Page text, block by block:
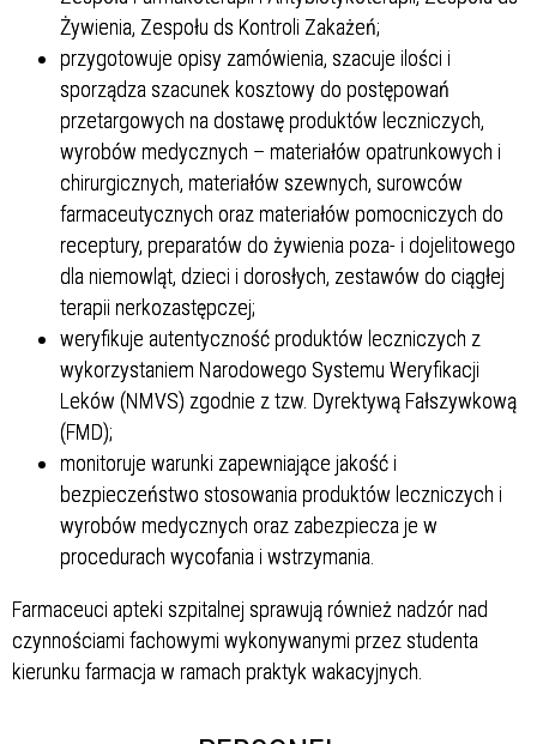
Żywienia, Zespołu ds Kontroli Zakażeń;
przygotowuje opisy zamówienia, szacuje ilości i
sporządza szacunek kosztowy do postępowań
przetargowych na dostawę produktów leczniczych,
wyrobów medycznych – materiałów opatrunkowych i
chirurgicznych, materiałów szewnych, surowców
farmaceutycznych oraz materiałów pomocniczych do
receptury, preparatów do żywienia poza- i dojelitowego
dla niemowląt, dzieci i dorosłych, zestawów do ciągłej
terapii nerkozastępczej;
weryfikuje autentyczność produktów leczniczych z
wykorzystaniem Narodowego Systemu Weryfikacji
Leków (NMVS) zgodnie z tzw. Dyrektywą Fałszywkową
(FMD);
monitoruje warunki zapewniające jakość i
bezpieczeństwo stosowania produktów leczniczych i
wyrobów medycznych oraz zabezpiecza je w
procedurach wycofania i wstrzymania.
Farmaceuci apteki szpitalnej sprawują również nadzór nad
czynnościami fachowymi wykonywanymi przez studenta
kierunku farmacja w ramach praktyk wakacyjnych.